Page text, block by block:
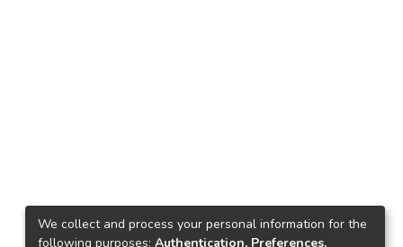
We collect and process your personal information for the
following purposes: Authentication, Preferences,